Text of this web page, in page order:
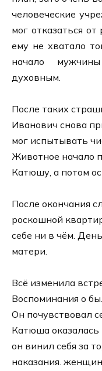
человеческие
мог отказаться
ему не хватало
начало
духовным.
После таких
Иванович снова
мог испытывать
Животное начало
Катюшу, а потом
После окончания
роскошной
себе ни в чём.
матери.
Всё изменила
Воспоминания о
Он почувствовал
Катюша
он винил себя за
наказания.